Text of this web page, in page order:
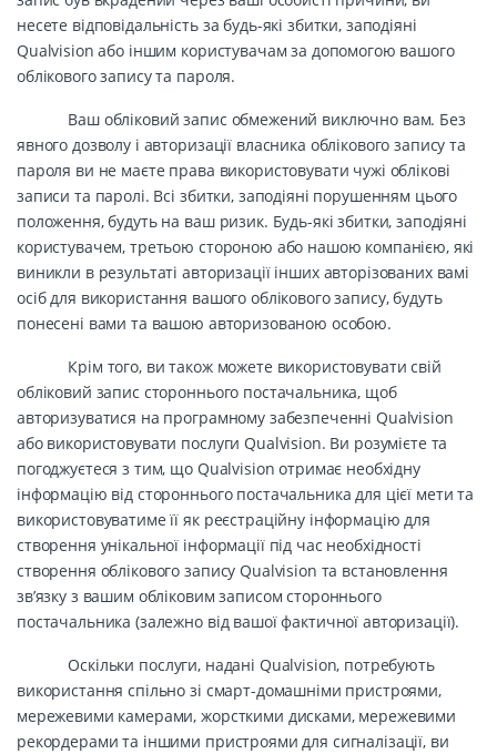
несете відповідальність за будь-які збитки, заподіяні
Qualvision або іншим користувачам за допомогою вашого
облікового запису та пароля.
Ваш обліковий запис обмежений виключно вам. Без
явного дозволу і авторизації власника облікового запису та
пароля ви не маєте права використовувати чужі облікові
записи та паролі. Всі збитки, заподіяні порушенням цього
положення, будуть на ваш ризик. Будь-які збитки, заподіяні
користувачем, третьою стороною або нашою компанією, які
виникли в результаті авторизації інших авторізованих вамі
осіб для використання вашого облікового запису, будуть
понесені вами та вашою авторизованою особою.
Крім того, ви також можете використовувати свій
обліковий запис стороннього постачальника, щоб
авторизуватися на програмному забезпеченні Qualvision
або використовувати послуги Qualvision. Ви розумієте та
погоджуєтеся з тим, що Qualvision отримає необхідну
інформацію від стороннього постачальника для цієї мети та
використовуватиме її як реєстраційну інформацію для
створення унікальної інформації під час необхідності
створення облікового запису Qualvision та встановлення
зв’язку з вашим обліковим записом стороннього
постачальника (залежно від вашої фактичної авторизації).
Оскільки послуги, надані Qualvision, потребують
використання спільно зі смарт-домашніми пристроями,
мережевими камерами, жорсткими дисками, мережевими
рекордерами та іншими пристроями для сигналізації, ви